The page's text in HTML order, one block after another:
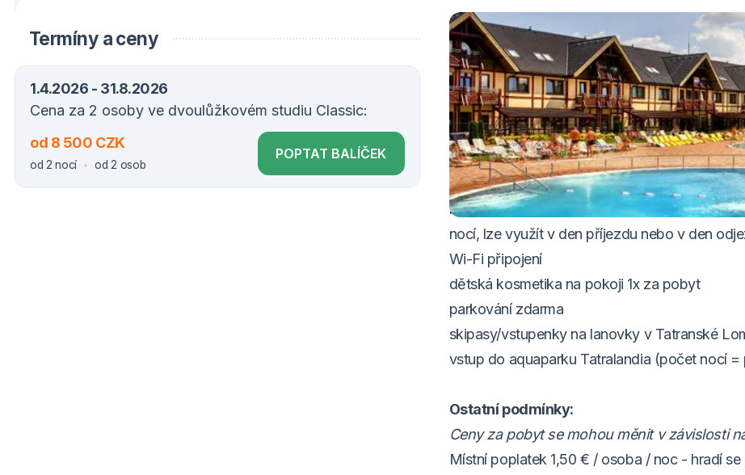
Termíny a ceny
1.4.2026 - 31.8.2026
Cena za 2 osoby ve dvoulůžkovém studiu Classic:
od 8 500 CZK
od 2 nocí od 2 osob
POPTAT BALÍČEK
VOUCHER DO 31.8.2026
Balíček zahrnuje:
ubytování přímo v areálu vodního parku
bohatá snídaně
neomezený vstup do aquaparku Bešeňová
benefit k pobytu - jednorázový vstup do
nocí, lze využít v den příjezdu nebo v den
Wi-Fi připojení
dětská kosmetika na pokoji 1x za pobyt
parkování zdarma
skipasy/vstupenky na lanovky v Tatranské
vstup do aquaparku Tatralandia (počet nocí
Ostatní podmínky:
Ceny za pobyt se mohou měnit v závislosti
Místní poplatek 1,50 € / osoba / noc - hradí se